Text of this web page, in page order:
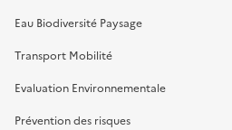
Eau Biodiversité Paysage
Transport Mobilité
Evaluation Environnementale
Prévention des risques